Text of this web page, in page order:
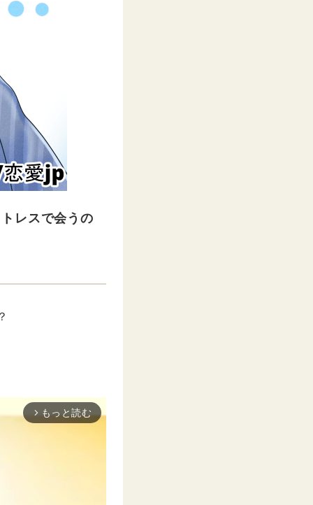
レスで会うの
arrow_forward_ios もっと読む